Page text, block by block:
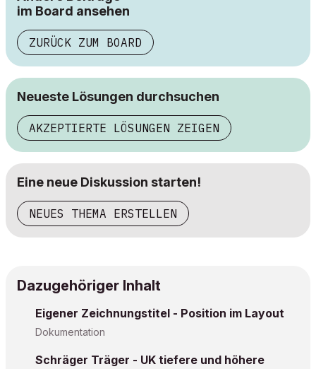
im Board ansehen
ZURÜCK ZUM BOARD
Neueste Lösungen durchsuchen
AKZEPTIERTE LÖSUNGEN ZEIGEN
Eine neue Diskussion starten!
NEUES THEMA ERSTELLEN
Dazugehöriger Inhalt
Eigener Zeichnungstitel - Position im Layout
Dokumentation
Schräger Träger - UK tiefere und höhere